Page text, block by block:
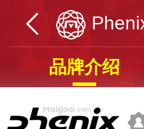
品牌介绍